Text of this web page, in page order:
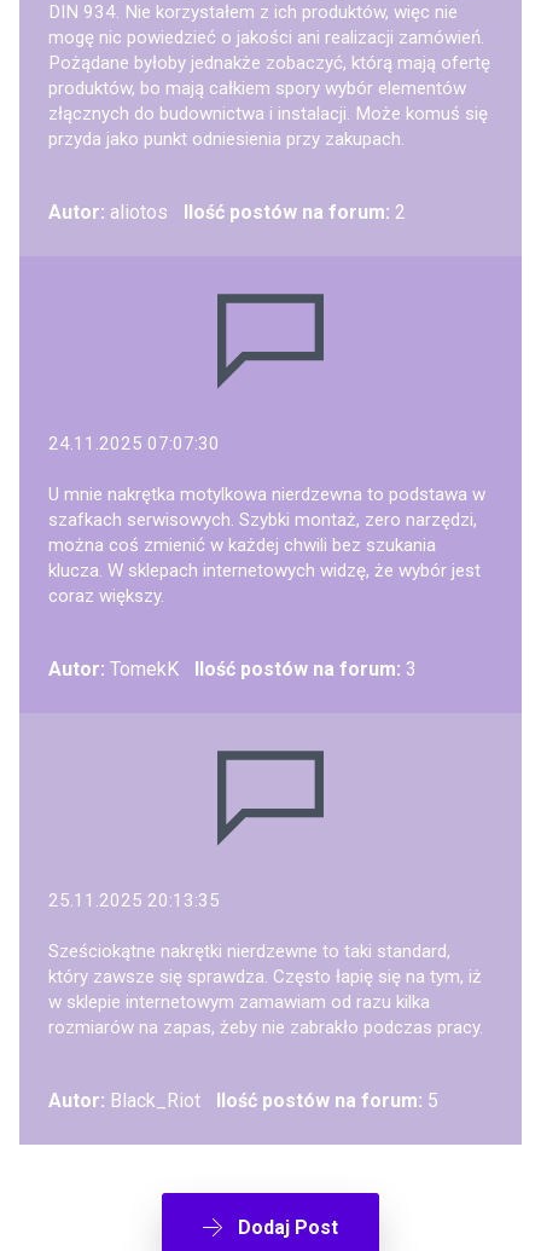
DIN 934. Nie korzystałem z ich produktów, więc nie
mogę nic powiedzieć o jakości ani realizacji zamówień.
Pożądane byłoby jednakże zobaczyć, którą mają ofertę
produktów, bo mają całkiem spory wybór elementów
złącznych do budownictwa i instalacji. Może komuś się
przyda jako punkt odniesienia przy zakupach.
Autor: aliotos Ilość postów na forum: 2
24.11.2025 07:07:30
U mnie nakrętka motylkowa nierdzewna to podstawa w
szafkach serwisowych. Szybki montaż, zero narzędzi,
można coś zmienić w każdej chwili bez szukania
klucza. W sklepach internetowych widzę, że wybór jest
coraz większy.
Autor: TomekK Ilość postów na forum: 3
25.11.2025 20:13:35
Sześciokątne nakrętki nierdzewne to taki standard,
który zawsze się sprawdza. Często łapię się na tym, iż
w sklepie internetowym zamawiam od razu kilka
rozmiarów na zapas, żeby nie zabrakło podczas pracy.
Autor: Black_Riot Ilość postów na forum: 5
Dodaj Post